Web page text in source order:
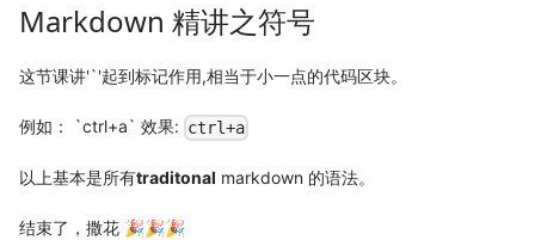
Markdown 精讲之符号
这节课讲'`'起到标记作用,相当于小一点的代码区块。
例如： `ctrl+a` 效果: ctrl+a
以上基本是所有traditonal markdown 的语法。
结束了，撒花 🎉🎉🎉